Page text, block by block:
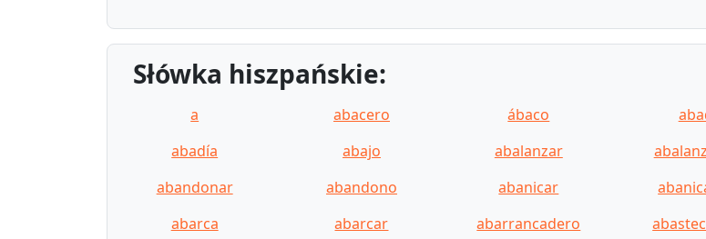
Słówka hiszpańskie:
a abacero ábaco
abadía
abajo abalanzar
abandonar
abandono abanicar
abarca
abarcar abarrancadero